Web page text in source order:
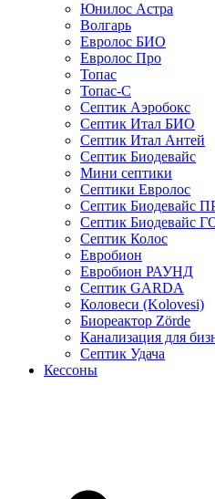
Юнилос Астра
Волгарь
Евролос БИО
Евролос Про
Топас
Топас-С
Септик Аэробокс
Септик Итал БИО
Септик Итал Антей
Септик Биодевайс
Мини септики
Септики Евролос
Септик Биодевайс
Септик Биодевайс
Септик Колос
Евробион
Евробион РАУНД
Септик GARDA
Коловеси (Kolovesi)
Биореактор Zörde
Канализация для
Септик Удача
Кессоны